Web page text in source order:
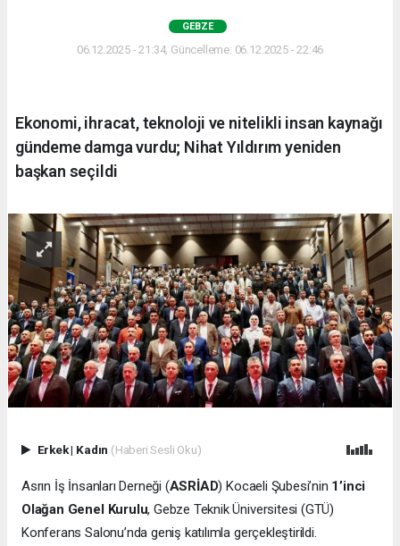
GEBZE
06.12.2025 - 21:34, Güncelleme: 06.12.2025 - 22:46
Ekonomi, ihracat, teknoloji ve nitelikli insan kaynağı
gündeme damga vurdu; Nihat Yıldırım yeniden
başkan seçildi
Erkek| Kadın (Haberi Sesli Oku)
Asrın İş İnsanları Derneği (ASRİAD) Kocaeli Şubesi’nin 1’inci
Olağan Genel Kurulu, Gebze Teknik Üniversitesi (GTÜ)
Konferans Salonu’nda geniş katılımla gerçekleştirildi.